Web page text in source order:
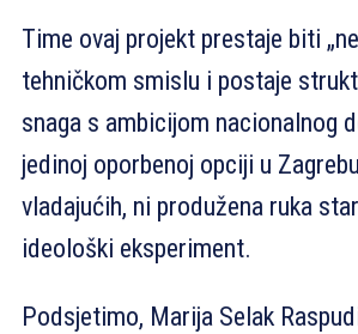
Time ovaj projekt prestaje biti
tehničkom smislu i postaje
snaga s ambicijom nacionalnog
jedinoj oporbenoj opciji u
vladajućih, ni produžena ruka
ideološki eksperiment.
Podsjetimo, Marija Selak